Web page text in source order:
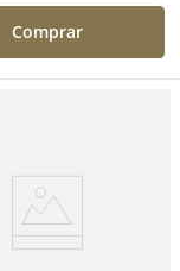
Comprar